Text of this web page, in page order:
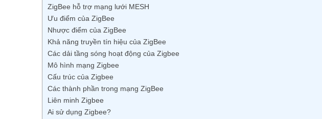
ZigBee hỗ trợ mạng lưới MESH
Ưu điểm của ZigBee
Nhược điểm của ZigBee
Khả năng truyền tín hiệu của ZigBee
Các dải tầng sóng hoạt động của Zigbee
Mô hình mạng Zigbee
Cấu trúc của Zigbee
Các thành phần trong mạng ZigBee
Liên minh Zigbee
Ai sử dụng Zigbee?